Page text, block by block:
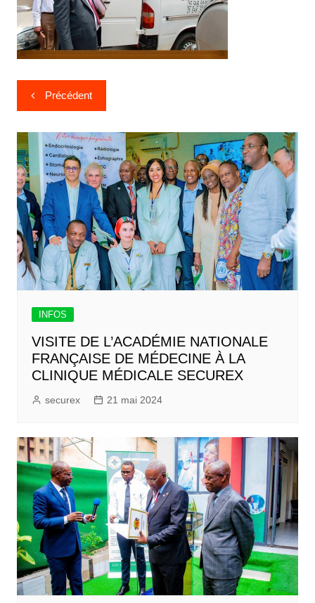
Précédent
INFOS
VISITE DE L’ACADÉMIE NATIONALE
FRANÇAISE DE MÉDECINE À LA
CLINIQUE MÉDICALE SECUREX
securex 21 mai 2024